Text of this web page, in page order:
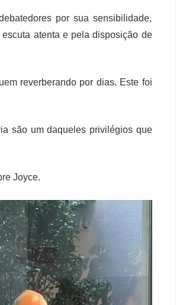
por sua sensibilidade,
atenta e pela disposição de
reverberando por dias. Este foi
são um daqueles privilégios que
Joyce.